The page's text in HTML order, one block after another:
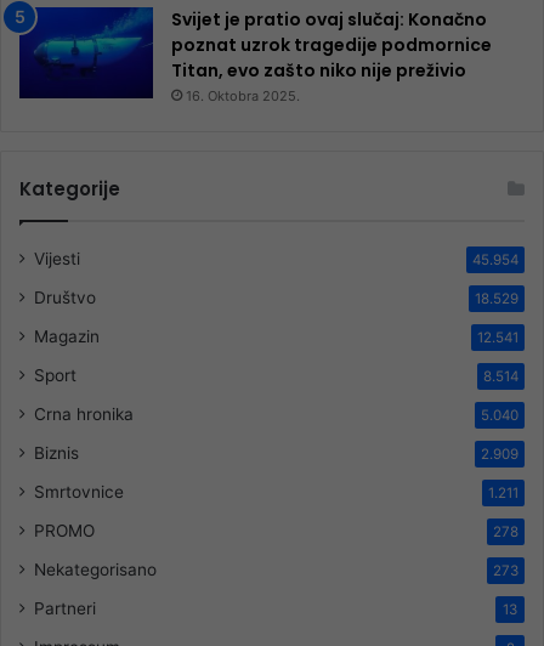
Svijet je pratio ovaj slučaj: Konačno
poznat uzrok tragedije podmornice
Titan, evo zašto niko nije preživio
16. Oktobra 2025.
Kategorije
Vijesti 45.954
Društvo 18.529
Magazin 12.541
Sport 8.514
Crna hronika 5.040
Biznis 2.909
Smrtovnice 1.211
PROMO 278
Nekategorisano 273
Partneri 13